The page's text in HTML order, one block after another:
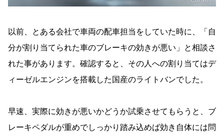
以前、とある会社で車両の配車担当をしていた時に、「自
分が割り当てられた車のブレーキの効きが悪い」と相談さ
れた事があります。確認すると、その人への割り当てはデ
ィーゼルエンジンを搭載した国産のライトバンでした。
早速、実際に効きが悪いかどうか試乗させてもらうと、ブ
レーキペダルが重めでしっかり踏み込めば効き自体には問